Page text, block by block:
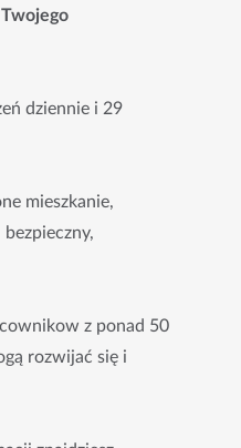
dziennie i 29
mieszkanie,
z ponad 50
rozwijać się i